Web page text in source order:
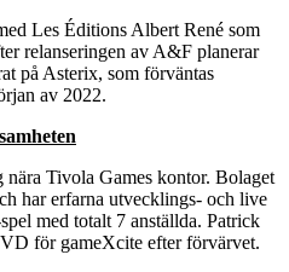
Les Éditions Albert René som
relanseringen av A&F planerar
på Asterix, som förväntas
av 2022.
nära Tivola Games kontor. Bolaget
har erfarna utvecklings- och live
med totalt 7 anställda. Patrick
för gameXcite efter förvärvet.